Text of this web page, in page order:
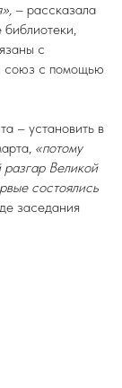
– рассказала
библиотеки,
с
союз с помощью
– установить в
«потому
разгар Великой
состоялись
заседания